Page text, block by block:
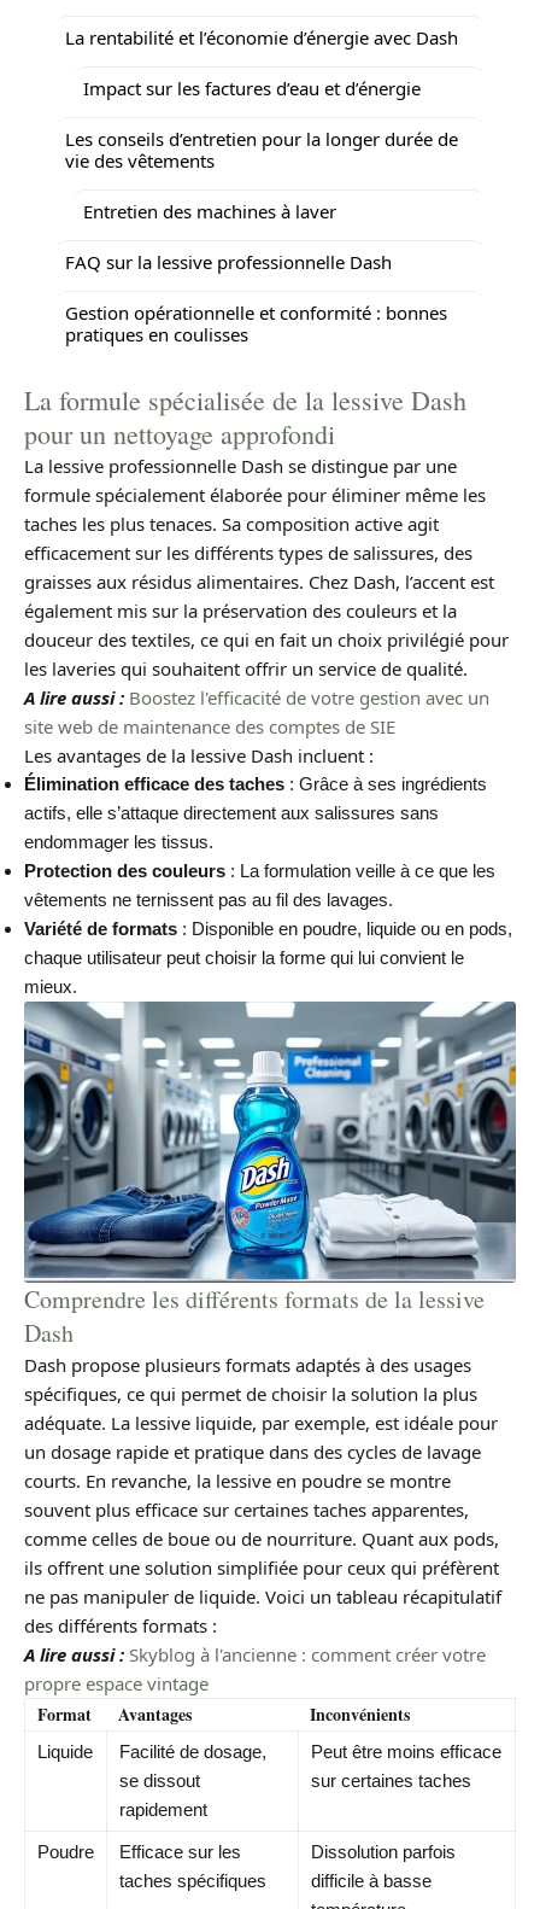
La rentabilité et l’économie d’énergie avec Dash
Impact sur les factures d’eau et d’énergie
Les conseils d’entretien pour la longer durée de
vie des vêtements
Entretien des machines à laver
FAQ sur la lessive professionnelle Dash
Gestion opérationnelle et conformité : bonnes
pratiques en coulisses
La formule spécialisée de la lessive Dash
pour un nettoyage approfondi
La lessive professionnelle Dash se distingue par une
formule spécialement élaborée pour éliminer même les
taches les plus tenaces. Sa composition active agit
efficacement sur les différents types de salissures, des
graisses aux résidus alimentaires. Chez Dash, l’accent est
également mis sur la préservation des couleurs et la
douceur des textiles, ce qui en fait un choix privilégié pour
les laveries qui souhaitent offrir un service de qualité.
A lire aussi : Boostez l'efficacité de votre gestion avec un
site web de maintenance des comptes de SIE
Les avantages de la lessive Dash incluent :
Élimination efficace des taches : Grâce à ses ingrédients
actifs, elle s’attaque directement aux salissures sans
endommager les tissus.
Protection des couleurs : La formulation veille à ce que les
vêtements ne ternissent pas au fil des lavages.
Variété de formats : Disponible en poudre, liquide ou en pods,
chaque utilisateur peut choisir la forme qui lui convient le
mieux.
Comprendre les différents formats de la lessive
Dash
Dash propose plusieurs formats adaptés à des usages
spécifiques, ce qui permet de choisir la solution la plus
adéquate. La lessive liquide, par exemple, est idéale pour
un dosage rapide et pratique dans des cycles de lavage
courts. En revanche, la lessive en poudre se montre
souvent plus efficace sur certaines taches apparentes,
comme celles de boue ou de nourriture. Quant aux pods,
ils offrent une solution simplifiée pour ceux qui préfèrent
ne pas manipuler de liquide. Voici un tableau récapitulatif
des différents formats :
A lire aussi : Skyblog à l'ancienne : comment créer votre
propre espace vintage
Format Avantages Inconvénients
Liquide
Facilité de dosage,
se dissout
rapidement
Peut être moins efficace
sur certaines taches
Poudre
Efficace sur les
taches spécifiques
Dissolution parfois
difficile à basse